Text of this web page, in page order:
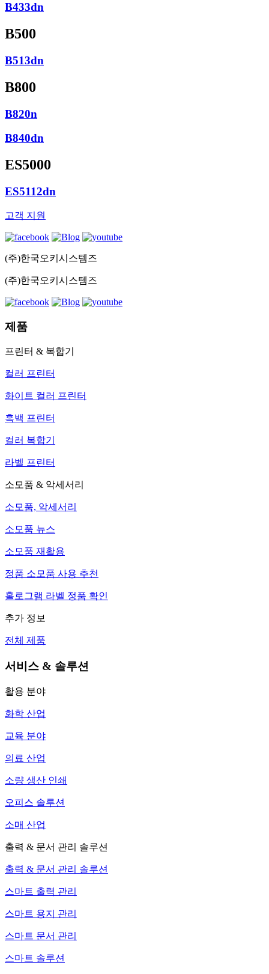
B433dn
B500
B513dn
B800
B820n
B840dn
ES5000
ES5112dn
고객 지원
(주)한국오키시스템즈
(주)한국오키시스템즈
제품
프린터 & 복합기
컬러 프린터
화이트 컬러 프린터
흑백 프린터
컬러 복합기
라벨 프린터
소모품 & 악세서리
소모품, 악세서리
소모품 뉴스
소모품 재활용
정품 소모품 사용 추천
홀로그램 라벨 정품 확인
추가 정보
전체 제품
서비스 & 솔루션
활용 분야
화학 산업
교육 분야
의료 산업
소량 생산 인쇄
오피스 솔루션
소매 산업
출력 & 문서 관리 솔루션
출력 & 문서 관리 솔루션
스마트 출력 관리
스마트 용지 관리
스마트 문서 관리
스마트 솔루션